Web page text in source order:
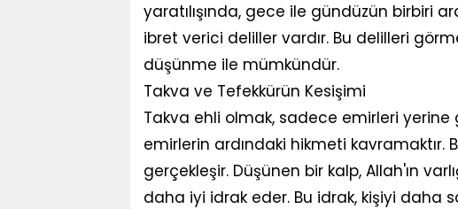
yaratılışında, gece ile gündüzün birbiri
ibret verici deliller vardır. Bu delilleri
düşünme ile mümkündür.
Takva ve Tefekkürün Kesişimi
Takva ehli olmak, sadece emirleri
emirlerin ardındaki hikmeti kavramaktır.
gerçekleşir. Düşünen bir kalp, Allah'ın
daha iyi idrak eder. Bu idrak, kişiyi